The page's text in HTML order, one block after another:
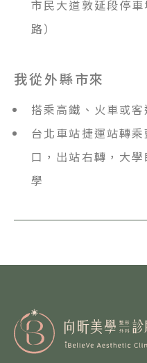
市民大道敦延段停
路）
我從外縣市來
搭乘高鐵、火車或
台北車站捷運站轉
口，出站右轉，大
學